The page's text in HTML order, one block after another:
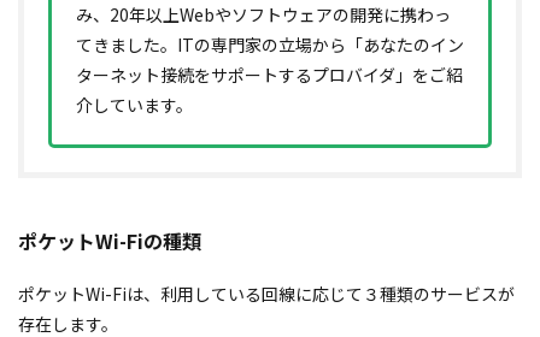
み、20年以上Webやソフトウェアの開発に携わっ
てきました。ITの専門家の立場から「あなたのイン
ターネット接続をサポートするプロバイダ」をご紹
介しています。
ポケットWi-Fiの種類
ポケットWi-Fiは、利用している回線に応じて３種類のサービスが
存在します。